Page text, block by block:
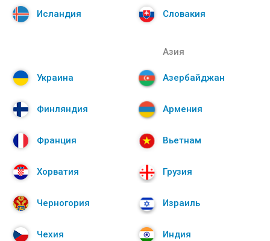
Исландия Словакия
Украина
Финляндия
Франция
Хорватия
Черногория
Чехия
Азия
Азербайджан
Армения
Вьетнам
Грузия
Израиль
Индия